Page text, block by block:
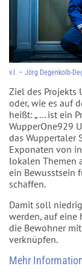
v.l. – Jörg Degenkolb-
Ziel des Projekts
oder, wie es auf
heißt: „ ... ist ein
WupperOne929
das Wuppertaler
Exponaten von
lokalen Themen
ein Bewusstsein
schaffen.
Damit soll
werden, auf eine
die Bewohner
verknüpfen.
Mehr